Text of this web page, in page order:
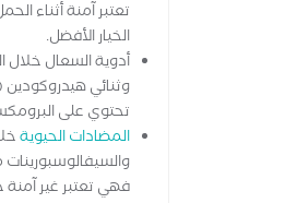
تعتبر آمنة أثناء
الخيار الأفضل.
أدوية السعال
وثنائي
تحتوي على
المضادات الحيوية
فهي تعتبر غير